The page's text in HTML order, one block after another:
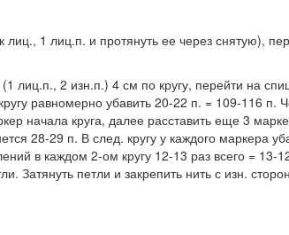
лиц., 1 лиц.п. и протянуть ее через снятую),
лиц.п., 2 изн.п.) 4 см по кругу, перейти на
равномерно убавить 20-22 п. = 109-116 п.
начала круга, далее расставить еще 3
28-29 п. В след. кругу у каждого маркера
в каждом 2-ом кругу 12-13 раз всего = 13-
Затянуть петли и закрепить нить с изн.